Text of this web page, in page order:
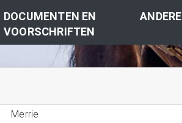
DOCUMENTEN EN
VOORSCHRIFTEN
ANDERE
Merrie